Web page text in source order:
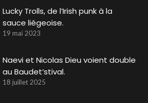
Lucky Trolls, de l’Irish punk à la
sauce liégeoise.
19 mai 2023
Naevi et Nicolas Dieu voient double
au Baudet’stival.
18 juillet 2025